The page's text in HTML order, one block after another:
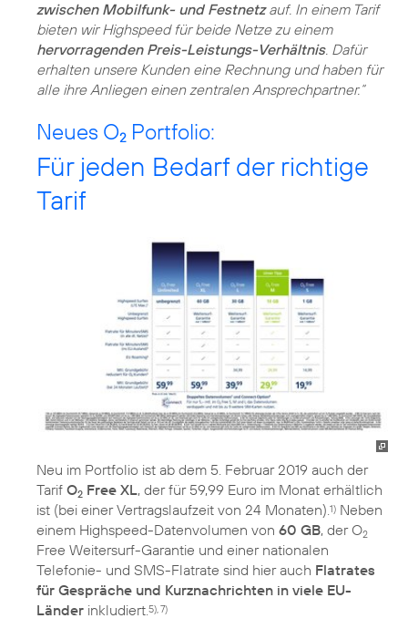
zwischen Mobilfunk- und Festnetzauf. In einem Tarif
bieten wir Highspeed für beide Netze zu einem
hervorragenden Preis-Leistungs-Verhältnis. Dafür
erhalten unsere Kunden eine Rechnung und haben für
alle ihre Anliegen einen zentralen Ansprechpartner.“
Neues O2 Portfolio:
Für jeden Bedarf der richtige
Tarif
Neu im Portfolio ist ab dem 5. Februar 2019 auch der
Tarif O2 Free XL, der für 59,99 Euro im Monat erhältlich
ist (bei einer Vertragslaufzeit von 24 Monaten). 1) Neben
einem Highspeed-Datenvolumen von 60 GB, der O2
Free Weitersurf-Garantie und einer nationalen
Telefonie- und SMS-Flatrate sind hier auch Flatrates
für Gespräche und Kurznachrichten in viele EU-
Länder inkludiert. 5), 7)